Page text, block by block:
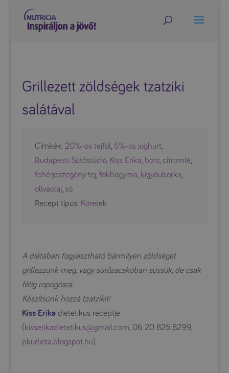
Grillezett zöldségek tzatziki
salátával
Címkék: 20%-os tejföl, 5%-os joghurt,
Budapesti Sütőstúdió, Kiss Erika, bors, citromlé,
fehérjeszegény tej, fokhagyma, kígyóuborka,
olívaolaj, só
Recept típus: Köretek
A diétában fogyasztható bármilyen zöldséget
grillezzünk meg, vagy sütőzacskóban süssük, de csak
félig ropogósra.
Készítsünk hozzá tzatzikit!
Kiss Erikadietetikus receptje
( kisserikadietetikus@gmail.com, 06 20 825 8299,
pkudieta.blogspot.hu)